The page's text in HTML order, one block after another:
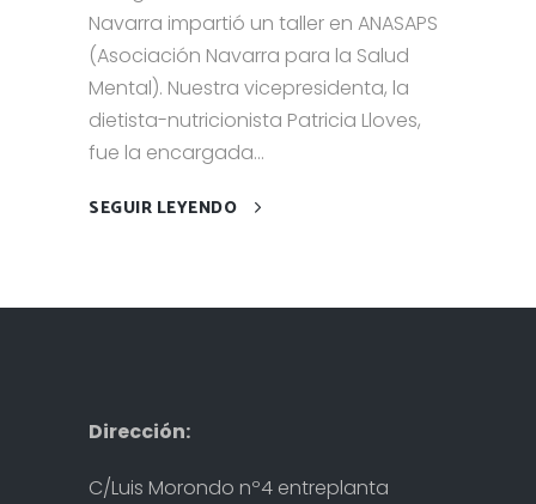
Navarra impartió un taller en ANASAPS
(Asociación Navarra para la Salud
Mental). Nuestra vicepresidenta, la
dietista-nutricionista Patricia Lloves,
fue la encargada...
SEGUIR LEYENDO
Dirección:
C/Luis Morondo nº4 entreplanta